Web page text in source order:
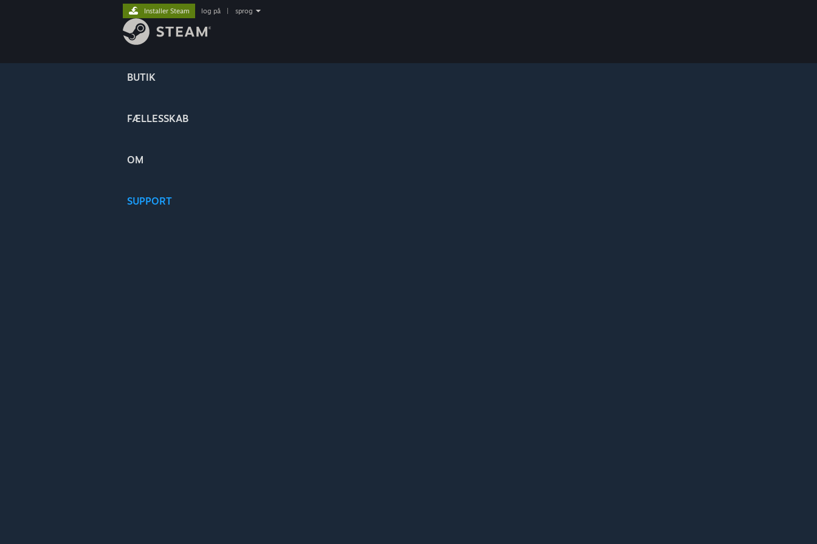
BUTIK
FÆLLESSKAB
OM
SUPPORT
Installer Steam log på sprog